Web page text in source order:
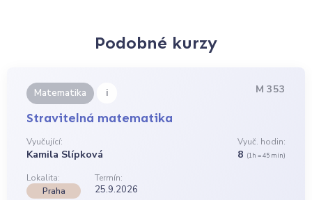
Podobné kurzy
Matematika i M 353
Stravitelná matematika
Vyučující:
Kamila Slípková
Vyuč. hodin:
8 (1h = 45 min)
Lokalita:
Termín:
Praha
25.9.2026